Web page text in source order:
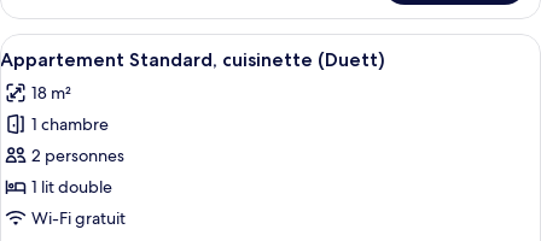
cuisine
(Ouverture)
Appartement
supérieur,
cuisine
(Ouverture)
Afficher
toutes
les
photos
pour
ce
type
Une chambre avec un lit, un
14
Appartement Standard, cuisinette (Duett)
18 m²
1 chambre
2 personnes
1 lit double
Wi-Fi gratuit